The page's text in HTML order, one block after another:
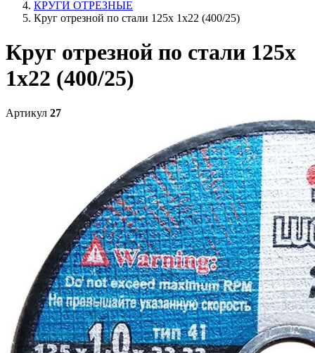
КРУГИ ОТРЕЗНЫЕ
Круг отрезной по стали 125х 1х22 (400/25)
Круг отрезной по стали 125х
1х22 (400/25)
Артикул 27